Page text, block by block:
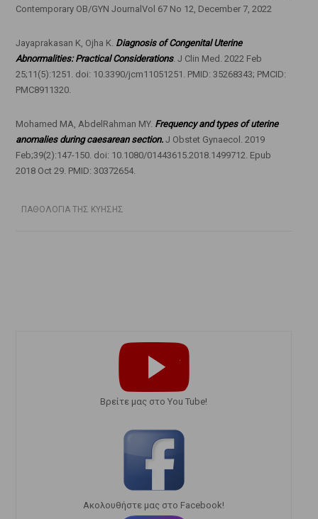
Contemporary OB/GYN JournalVol 67 No 12, December 7, 2022
Jayaprakasan K, Ojha K. Diagnosis of Congenital Uterine
Abnormalities: Practical Considerations. J Clin Med. 2022 Feb
25;11(5):1251. doi: 10.3390/jcm11051251. PMID: 35268343; PMCID:
PMC8911320.
Mohamed MA, AbdelRahman MY. Frequency and types of uterine
anomalies during caesarean section.J Obstet Gynaecol. 2019
Feb;39(2):147-150. doi: 10.1080/01443615.2018.1499712. Epub
2018 Oct 29. PMID: 30372654.
ΠΑΘΟΛΟΓΙΑ ΤΗΣ ΚΥΗΣΗΣ
Bρείτε μας στο You Tube!
Ακολουθήστε μας στο Facebook!